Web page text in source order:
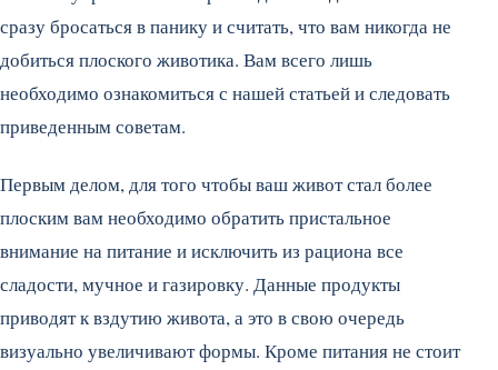
сразу бросаться в панику и считать, что вам никогда не
добиться плоского животика. Вам всего лишь
необходимо ознакомиться с нашей статьей и следовать
приведенным советам.
Первым делом, для того чтобы ваш живот стал более
плоским вам необходимо обратить пристальное
внимание на питание и исключить из рациона все
сладости, мучное и газировку. Данные продукты
приводят к вздутию живота, а это в свою очередь
визуально увеличивают формы. Кроме питания не стоит